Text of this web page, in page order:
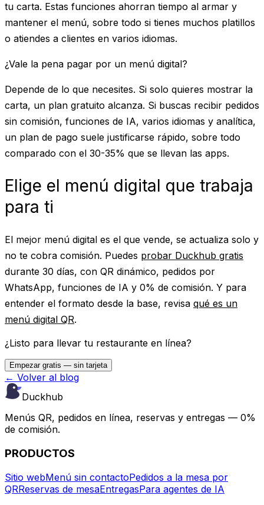
tu carta. Estas funciones ahorran tiempo al armar y
mantener el menú, sobre todo si tienes muchos platillos
o atiendes a clientes en varios idiomas.
¿Vale la pena pagar por un menú digital?
Depende de lo que necesites. Si solo quieres mostrar la
carta, un plan gratuito alcanza. Si buscas recibir pedidos
sin comisión, funciones de IA, varios idiomas y analítica,
un plan de pago suele justificarse rápido, sobre todo
comparado con el 30-35% que se llevan las apps.
Elige el menú digital que trabaja
para ti
El mejor menú digital es el que vende, se actualiza solo y
no te cobra comisión. Puedes probar Duckhub gratis
durante 30 días, con QR dinámico, pedidos por
WhatsApp, funciones de IA y 0% de comisión. Y para
entender el formato desde la base, revisa qué es un
menú digital QR.
¿Listo para llevar tu restaurante en línea?
Empezar gratis — sin tarjeta
← Volver al blog
Duckhub
Menús QR, pedidos en línea, reservas y entregas — 0%
de comisión.
PRODUCTOS
Sitio webMenú sin contactoPedidos a la mesa por
QRReservas de mesaEntregasPara agentes de IA